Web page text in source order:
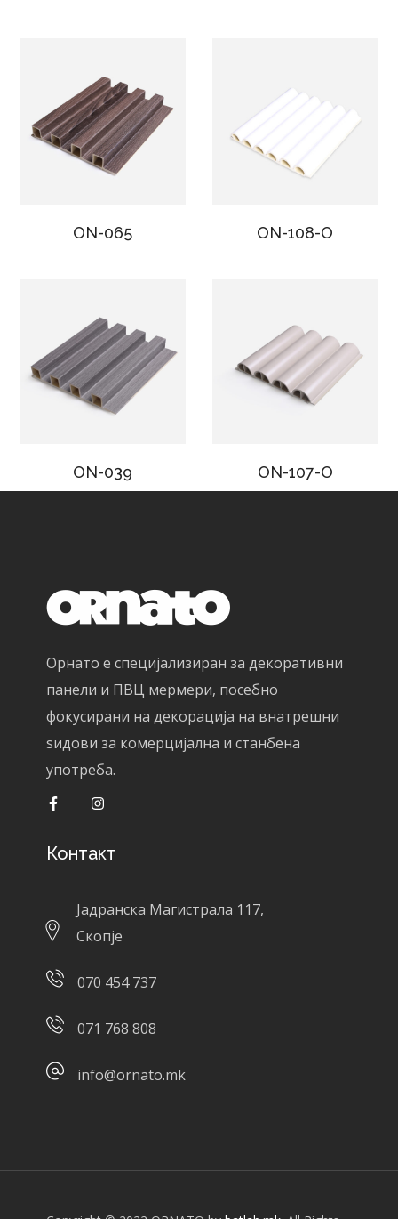
ON-065 ON-108-O
ON-039 ON-107-O
Орнато е специјализиран за декоративни
панели и ПВЦ мермери, посебно
фокусирани на декорација на внатрешни
ѕидови за комерцијална и станбена
употреба.
Контакт
Јадранска Магистрала 117,
Скопје
070 454 737
071 768 808
info@ornato.mk